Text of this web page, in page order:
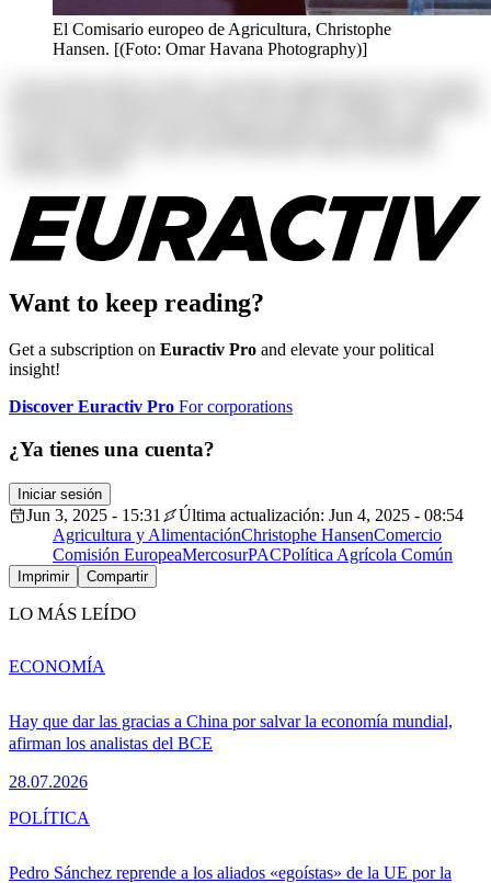
El Comisario europeo de Agricultura, Christophe
Hansen. [(Foto: Omar Havana Photography)]
Want to keep reading?
Get a subscription on Euractiv Pro and elevate your political
insight!
Discover Euractiv Pro For corporations
¿Ya tienes una cuenta?
Iniciar sesión
Jun 3, 2025 - 15:31
Última actualización: Jun 4, 2025 - 08:54
Agricultura y AlimentaciónChristophe HansenComercio
Comisión EuropeaMercosurPACPolítica Agrícola Común
Imprimir Compartir
LO MÁS LEÍDO
Hay que dar las gracias a China por salvar la economía mundial,
afirman los analistas del BCE
28.07.2026
ECONOMÍA
Pedro Sánchez reprende a los aliados «egoístas» de la UE por la
POLÍTICA